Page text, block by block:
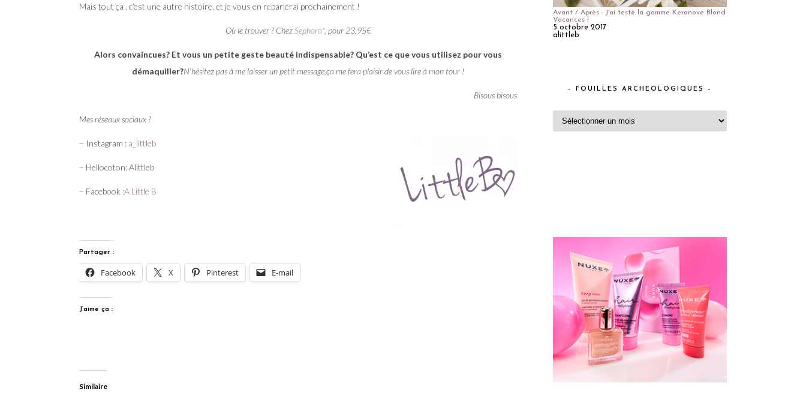
Mais tout ça , c’est une autre histoire, et je vous en reparlerai prochainement !
Où le trouver ? ChezSephora*, pour 23,95€
Alors convaincues? Et vous un petite geste beauté indispensable? Qu’est ce que vous utilisez pour vous
démaquiller?N’hésitez pas à me laisser un petit message,ça me fera plaisir de vous lire à mon tour !
Bisous bisous
Mes réseaux sociaux ?
– Instagram : a_littleb
– Hellocoton: Alittleb
– Facebook :A Little B
Partager :
Facebook X Pinterest E-mail
J’aime ça :
Similaire
Avant / Après : J'ai testé la gamme Keranove Blond
Vacances !
5 octobre 2017
alittleb
– FOUILLES ARCHEOLOGIQUES –